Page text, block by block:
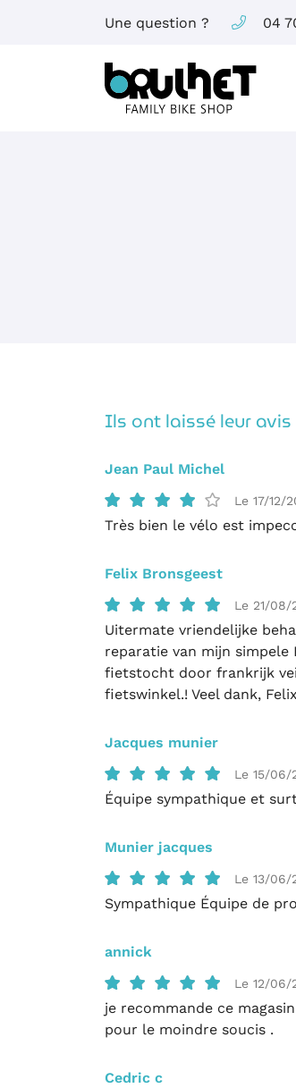
Une question ? 04
03100 Montluçon
04 70 05 74 22
Recopier le code ci-contre
En cochant cette case, vous consentez à
commerciales à l'adresse email indiqué ci-
à tout moment en utilisantle formulaire de
Inscription
Ils ont laissé leur avis
Jean Paul Michel
Le 17/12/
Très bien le vélo est
Felix Bronsgeest
Le 21/08/
Uitermate vriendelijke
reparatie van mijn
fietstocht door frankrijk
fietswinkel.! Veel dank,
Jacques munier
Le 15/06/
Équipe sympathique et
Munier jacques
Le 13/06/
Sympathique Équipe de pro
annick
Le 12/06/
je recommande ce
pour le moindre soucis .
Cedric c